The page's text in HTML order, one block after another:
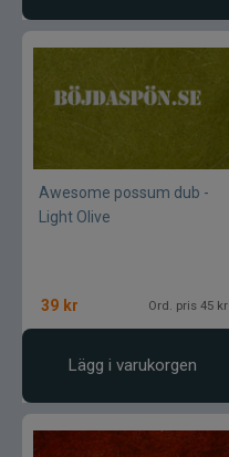
Awesome possum dub -
Light Olive
39 kr Ord. pris 45 kr
Lägg i varukorgen